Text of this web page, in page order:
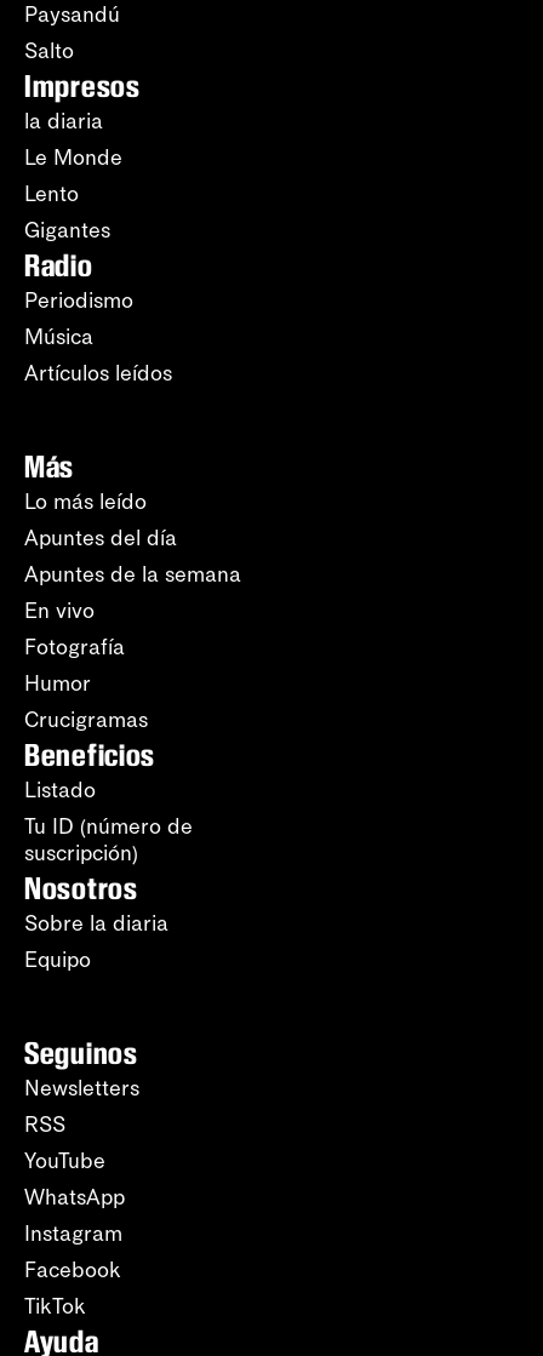
Paysandú
Salto
Impresos
la diaria
Le Monde
Lento
Gigantes
Radio
Periodismo
Música
Artículos leídos
Más
Lo más leído
Apuntes del día
Apuntes de la semana
En vivo
Fotografía
Humor
Crucigramas
Beneficios
Listado
Tu ID (número de
suscripción)
Nosotros
Sobre la diaria
Equipo
Seguinos
Newsletters
RSS
YouTube
WhatsApp
Instagram
Facebook
TikTok
Ayuda